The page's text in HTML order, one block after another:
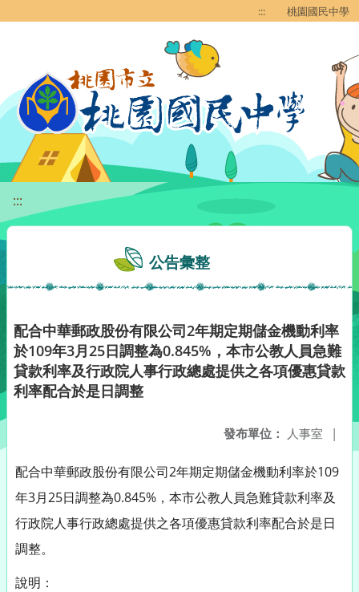
::: 桃園國民中學
:::
公告彙整
配合中華郵政股份有限公司2年期定期儲金機動利率
於109年3月25日調整為0.845%，本市公教人員急難
貸款利率及行政院人事行政總處提供之各項優惠貸款
利率配合於是日調整
發布單位： 人事室 |
配合中華郵政股份有限公司2年期定期儲金機動利率於109
年3月25日調整為0.845%，本市公教人員急難貸款利率及
行政院人事行政總處提供之各項優惠貸款利率配合於是日
調整。
說明：